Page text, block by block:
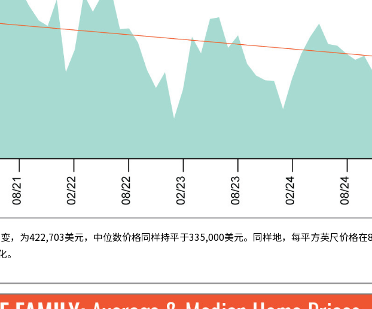
，为422,703美元，中位数价格同样持平于335,000美元。同样地，每平方英尺价格在